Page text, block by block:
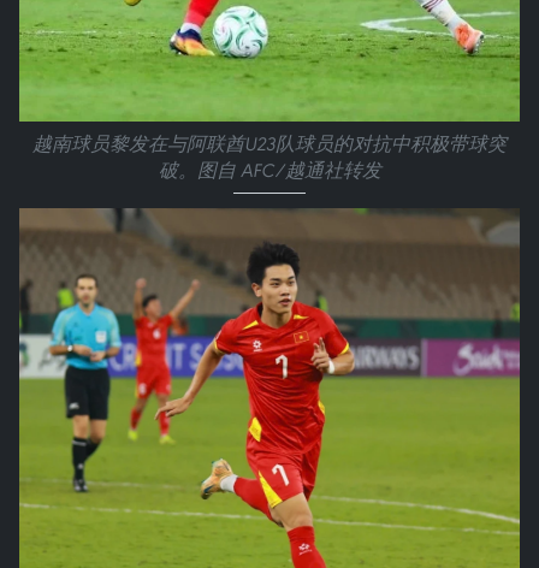
越南球员黎发在与阿联酋U23队球员的对抗中积极带球突
破。图自 AFC/越通社转发